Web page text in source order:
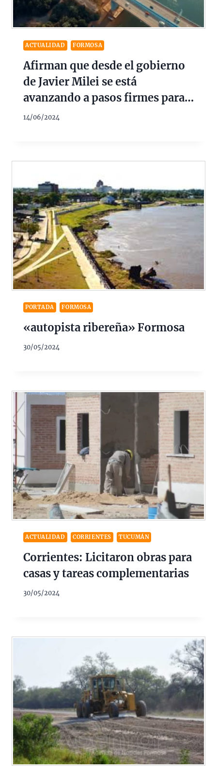
ACTUALIDAD FORMOSA
Afirman que desde el gobierno
de Javier Milei se está
avanzando a pasos firmes para
la construcción del Puente
14/06/2024
PORTADA FORMOSA
«autopista ribereña» Formosa
30/05/2024
ACTUALIDAD CORRIENTES TUCUMÁN
Corrientes: Licitaron obras para
casas y tareas complementarias
30/05/2024